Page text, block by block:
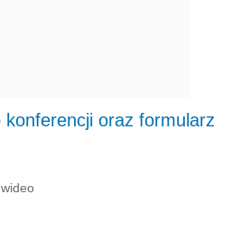
oraz formularz